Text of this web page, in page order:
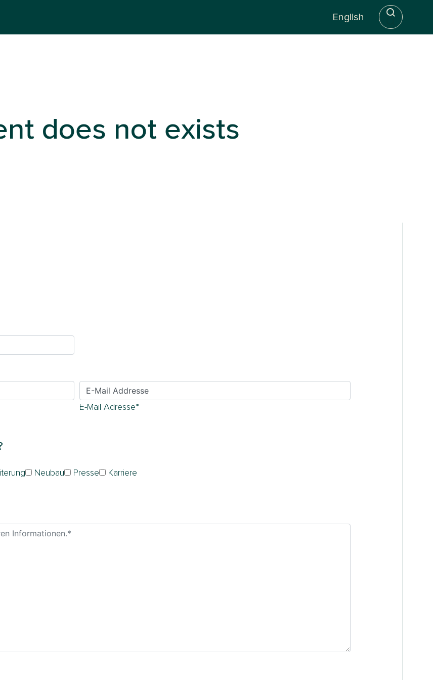
English
does not exists
E-Mail Adresse*
Neubau Presse Karriere